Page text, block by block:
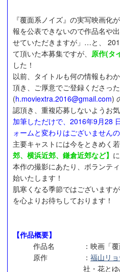
『覆面系ノイズ』の実写映画化
報を公表できないので作品名や
せていただきますが」…と、
て頂いた本募集ですが、 原作(タ
した！
以前、タイトルも何の情報もわ
頂き、ご厚意でご登録くださっ
(h.moviextra.2016@gmail.com)
認頂き、重複応募しないようお
加筆しただけで、2016年9月28
ォームと変わりはございません
主要キャストには今をときめく若
郊、横浜近郊、鎌倉近郊など】
本作の撮影にあたり、ボランテ
始いたします！
肌寒くなる季節ではございます
を心よりお待ちしております！
【作品概要】
作品名
：映画「
原作
： 福山リ
社・花と